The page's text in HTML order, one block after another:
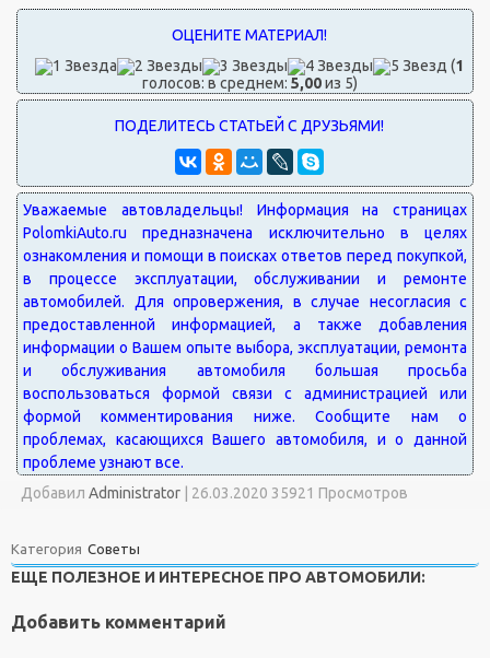
(1
голосов: в среднем: 5,00из 5)
Добавил Administrator 26.03.2020 35921 Просмотров
Категория Советы
ЕЩЕ ПОЛЕЗНОЕ И ИНТЕРЕСНОЕ ПРО АВТОМОБИЛИ:
Добавить комментарий